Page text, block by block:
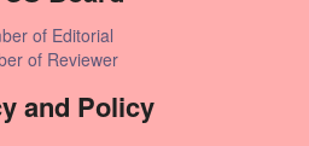
of Editorial
of Reviewer
and Policy